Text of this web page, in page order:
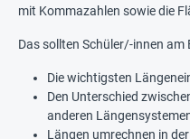
mit Kommazahlen sowie die
Das sollten Schüler/-innen am
Die wichtigsten
Den Unterschied
anderen
Längen umrechnen in